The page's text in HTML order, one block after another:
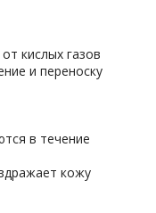
кислых газов
и переноску
в течение
кожу